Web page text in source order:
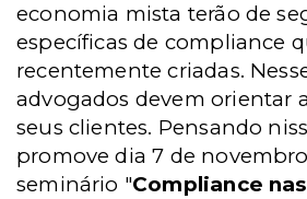
economia mista terão de
específicas de compliance
recentemente criadas.
advogados devem orientar
seus clientes. Pensando
promove dia 7 de
seminário "Compliance